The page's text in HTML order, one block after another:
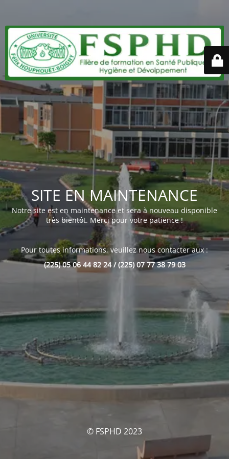
SITE EN MAINTENANCE
Notre site est en maintenance et sera à nouveau disponible
très bientôt. Merci pour votre patience !
Pour toutes informations, veuillez nous contacter aux :
(225) 05 06 44 82 24 / (225) 07 77 38 79 03
© FSPHD 2023